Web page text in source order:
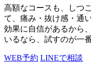
高額なコースも、しつ
て、痛み・抜け感・通
効果に自信があるから
いるなら、試すのが一
WEB予約 LINEで相談